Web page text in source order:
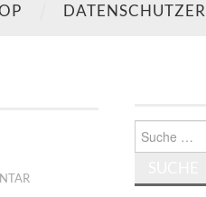
Suche
nach: